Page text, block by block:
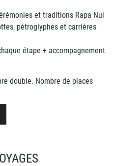
et traditions Rapa Nui
pétroglyphes et carrières
étape + accompagnement
double. Nombre de places